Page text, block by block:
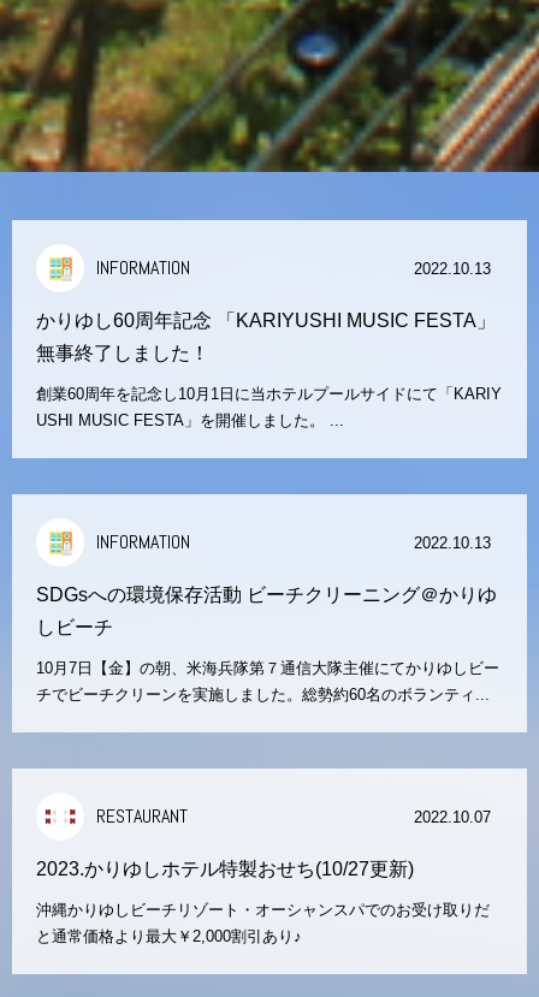
INFORMATION 2022.10.13
かりゆし60周年記念 「KARIYUSHI MUSIC FESTA」
無事終了しました！
創業60周年を記念し10月1日に当ホテルプールサイドにて「KARIY
USHI MUSIC FESTA」を開催しました。 ...
INFORMATION 2022.10.13
SDGsへの環境保存活動 ビーチクリーニング＠かりゆ
しビーチ
10月7日【金】の朝、米海兵隊第７通信大隊主催にてかりゆしビー
チでビーチクリーンを実施しました。総勢約60名のボランティ...
RESTAURANT 2022.10.07
2023.かりゆしホテル特製おせち(10/27更新)
沖縄かりゆしビーチリゾート・オーシャンスパでのお受け取りだ
と通常価格より最大￥2,000割引あり♪